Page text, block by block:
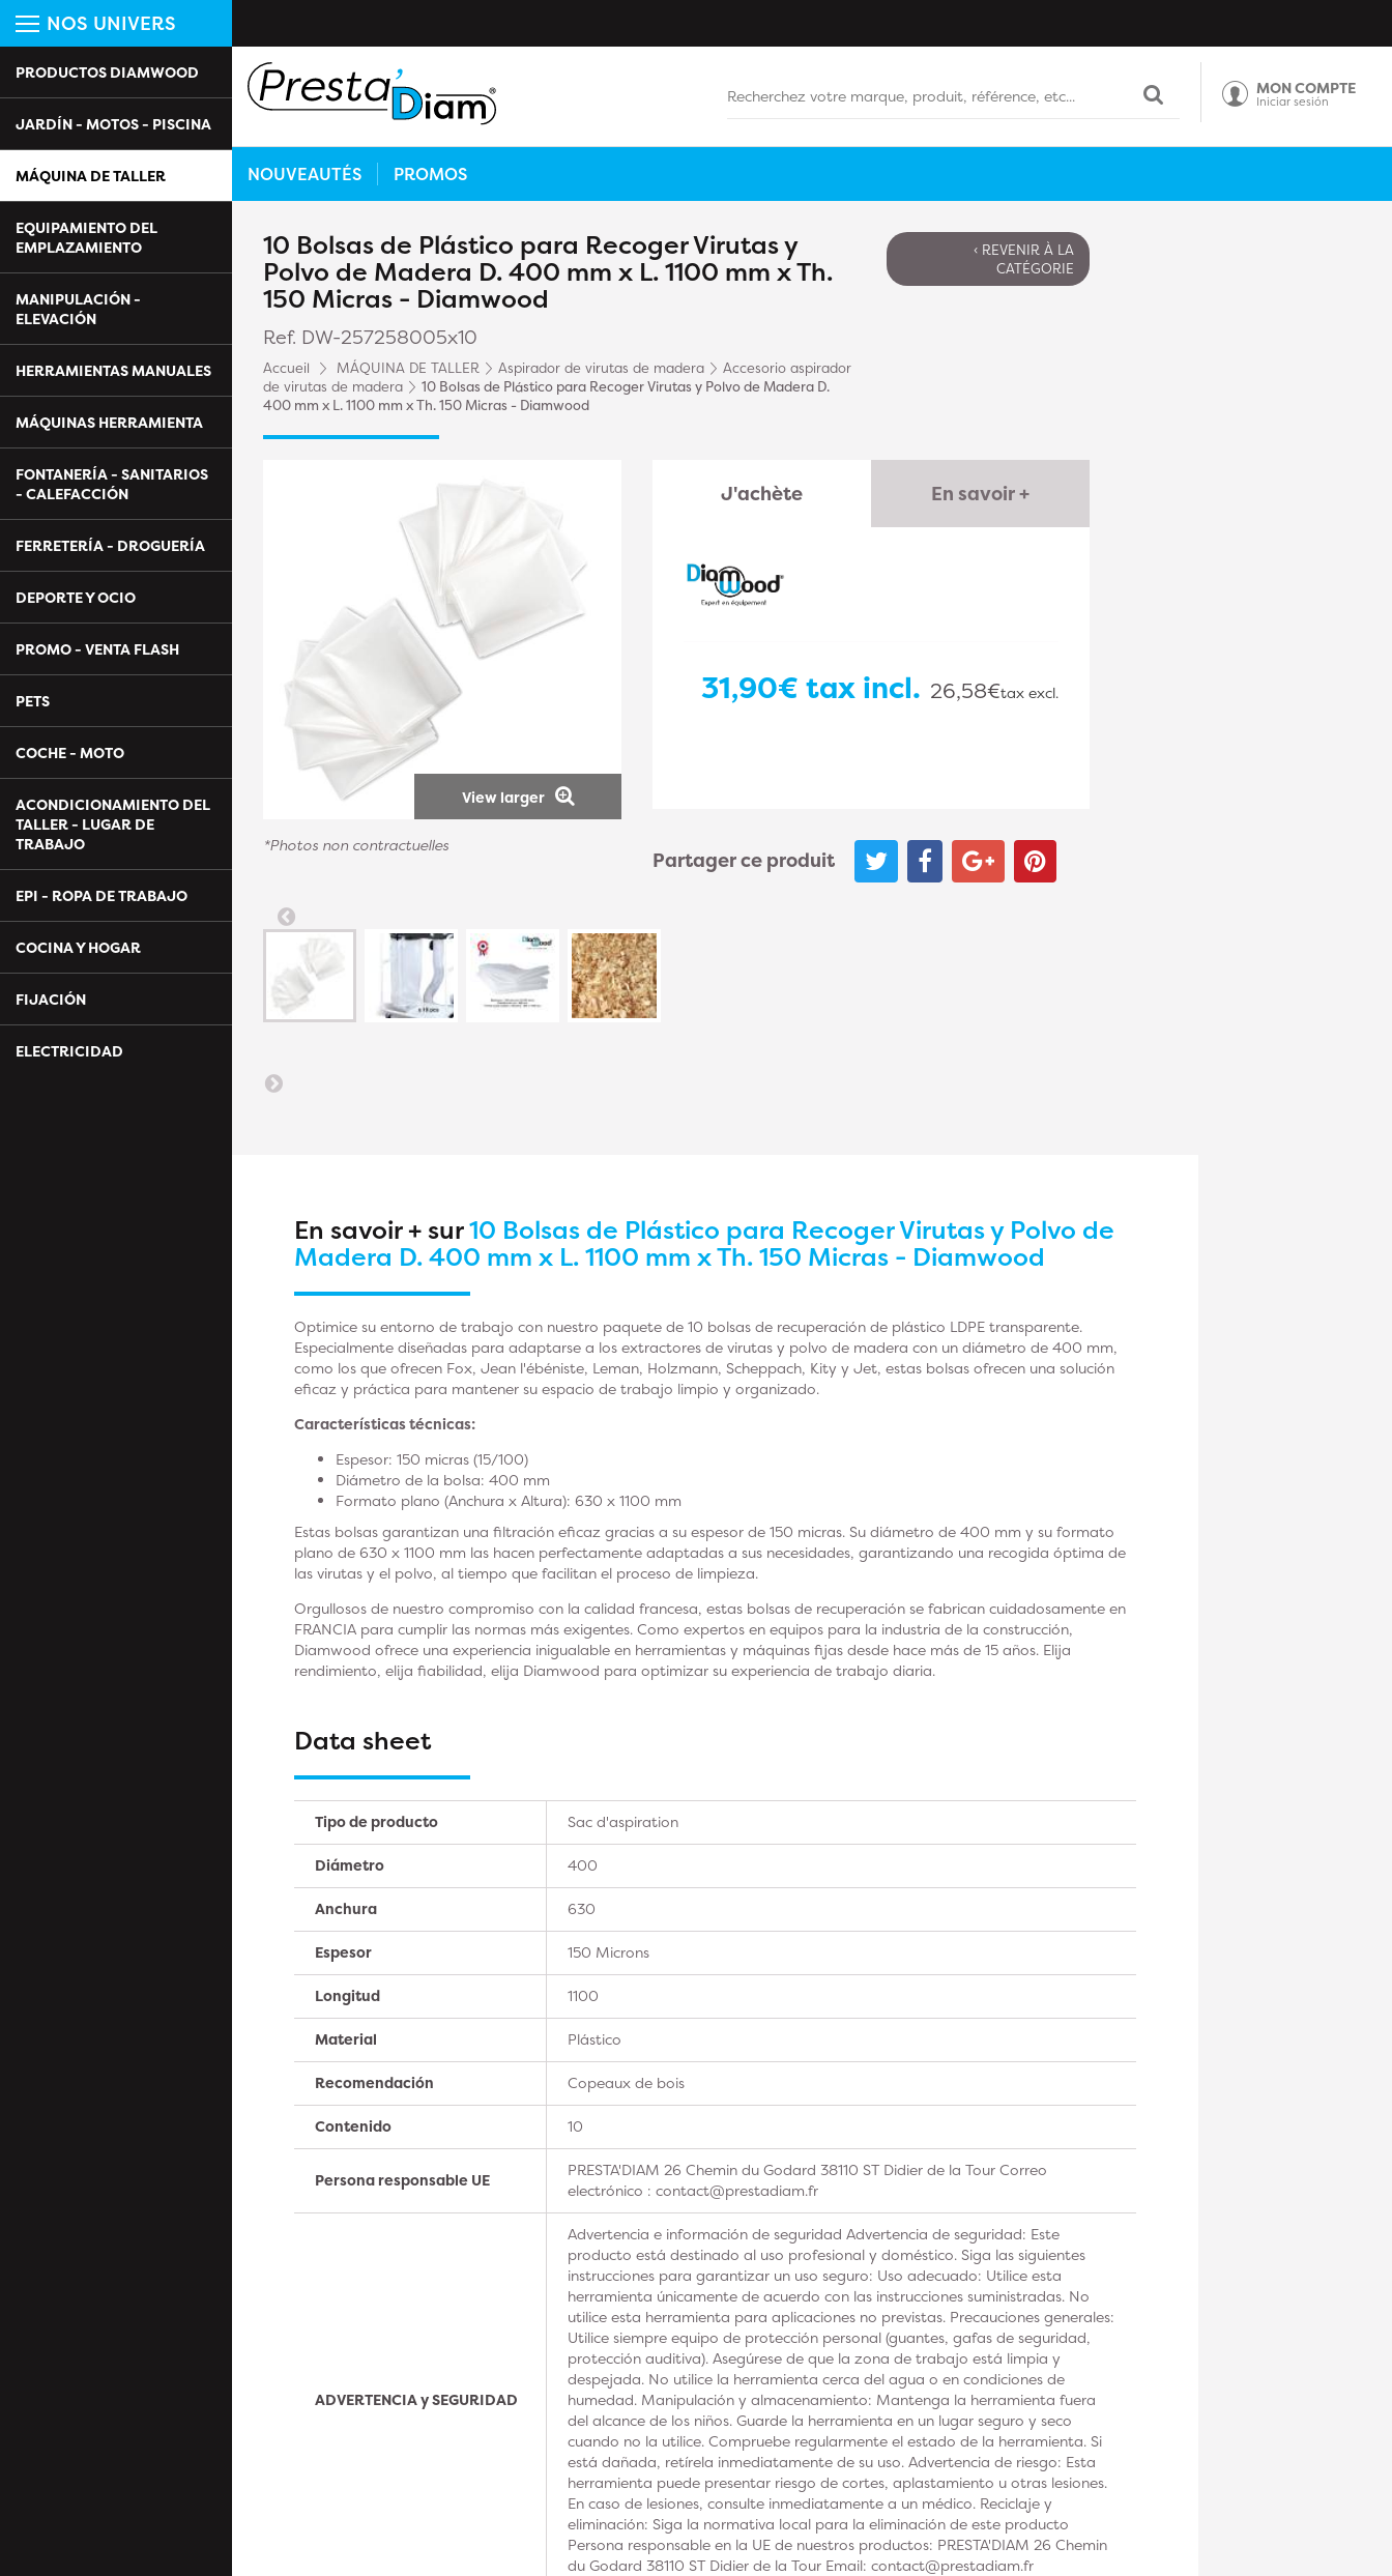
NOS UNIVERS
PRODUCTOS DIAMWOOD
JARDÍN - MOTOS - PISCINA
MÁQUINA DE TALLER
EQUIPAMIENTO DEL
EMPLAZAMIENTO
MANIPULACIÓN -
ELEVACIÓN
HERRAMIENTAS MANUALES
MÁQUINAS HERRAMIENTA
FONTANERÍA - SANITARIOS
- CALEFACCIÓN
FERRETERÍA - DROGUERÍA
DEPORTE Y OCIO
PROMO - VENTA FLASH
PETS
COCHE - MOTO
ACONDICIONAMIENTO DEL
TALLER - LUGAR DE
TRABAJO
EPI - ROPA DE TRABAJO
COCINA Y HOGAR
FIJACIÓN
ELECTRICIDAD
MON COMPTE
Iniciar sesión
NOUVEAUTÉS PROMOS
10 Bolsas de Plástico para Recoger Virutas y
Polvo de Madera D. 400 mm x L. 1100 mm x Th.
150 Micras - Diamwood
Ref. DW-257258005x10
Accueil MÁQUINA DE TALLER Aspirador de virutas de madera
Accesorio aspirador
de virutas de madera
10 Bolsas de Plástico para Recoger Virutas y Polvo de Madera D.
400 mm x L. 1100 mm x Th. 150 Micras - Diamwood
‹ REVENIR À LA
CATÉGORIE
View larger
*Photos non contractuelles
J'achète En savoir +
31,90€ tax incl. 26,58€tax excl.
Partager ce produit
En savoir + sur10 Bolsas de Plástico para Recoger Virutas y Polvo de
Madera D. 400 mm x L. 1100 mm x Th. 150 Micras - Diamwood
Optimice su entorno de trabajo con nuestro paquete de 10 bolsas de recuperación de plástico LDPE transparente.
Especialmente diseñadas para adaptarse a los extractores de virutas y polvo de madera con un diámetro de 400 mm,
como los que ofrecen Fox, Jean l'ébéniste, Leman, Holzmann, Scheppach, Kity y Jet, estas bolsas ofrecen una solución
eficaz y práctica para mantener su espacio de trabajo limpio y organizado.
Características técnicas:
Espesor: 150 micras (15/100)
Diámetro de la bolsa: 400 mm
Formato plano (Anchura x Altura): 630 x 1100 mm
Estas bolsas garantizan una filtración eficaz gracias a su espesor de 150 micras. Su diámetro de 400 mm y su formato
plano de 630 x 1100 mm las hacen perfectamente adaptadas a sus necesidades, garantizando una recogida óptima de
las virutas y el polvo, al tiempo que facilitan el proceso de limpieza.
Orgullosos de nuestro compromiso con la calidad francesa, estas bolsas de recuperación se fabrican cuidadosamente en
FRANCIA para cumplir las normas más exigentes. Como expertos en equipos para la industria de la construcción,
Diamwood ofrece una experiencia inigualable en herramientas y máquinas fijas desde hace más de 15 años. Elija
rendimiento, elija fiabilidad, elija Diamwood para optimizar su experiencia de trabajo diaria.
Data sheet
Tipo de producto Sac d'aspiration
Diámetro 400
Anchura 630
Espesor 150 Microns
Longitud 1100
Material Plástico
Recomendación Copeaux de bois
Contenido 10
Persona responsable UE
PRESTA'DIAM 26 Chemin du Godard 38110 ST Didier de la Tour Correo
electrónico : contact@prestadiam.fr
ADVERTENCIA y SEGURIDAD
Advertencia e información de seguridad Advertencia de seguridad: Este
producto está destinado al uso profesional y doméstico. Siga las siguientes
instrucciones para garantizar un uso seguro: Uso adecuado: Utilice esta
herramienta únicamente de acuerdo con las instrucciones suministradas. No
utilice esta herramienta para aplicaciones no previstas. Precauciones generales:
Utilice siempre equipo de protección personal (guantes, gafas de seguridad,
protección auditiva). Asegúrese de que la zona de trabajo está limpia y
despejada. No utilice la herramienta cerca del agua o en condiciones de
humedad. Manipulación y almacenamiento: Mantenga la herramienta fuera
del alcance de los niños. Guarde la herramienta en un lugar seguro y seco
cuando no la utilice. Compruebe regularmente el estado de la herramienta. Si
está dañada, retírela inmediatamente de su uso. Advertencia de riesgo: Esta
herramienta puede presentar riesgo de cortes, aplastamiento u otras lesiones.
En caso de lesiones, consulte inmediatamente a un médico. Reciclaje y
eliminación: Siga la normativa local para la eliminación de este producto
Persona responsable en la UE de nuestros productos: PRESTA'DIAM 26 Chemin
du Godard 38110 ST Didier de la Tour Email: contact@prestadiam.fr